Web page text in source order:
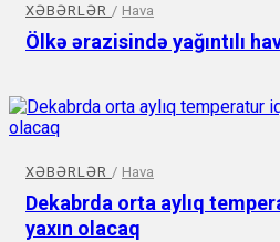
XƏBƏRLƏR / Hava
Ölkə ərazisində yağıntılı
XƏBƏRLƏR / Hava
Dekabrda orta aylıq
yaxın olacaq